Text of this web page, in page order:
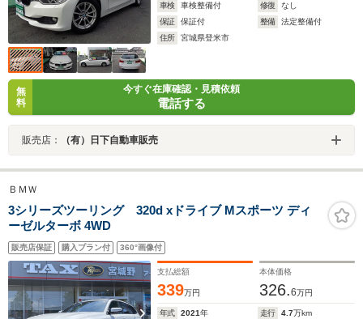
車検
車検整備付 修復
なし
保証
保証付 整備
法定整備付
住所
宮城県登米市
無
料
今すぐ在庫確認・見積依頼
電話する
販売店： （有）日下自動車販売
ＢＭＷ
3シリーズツーリング 320d xドライブ Mスポーツ ディ
ーゼルターボ 4WD
販売店保証 購入プラン付 360°画像付
支払総額
339万円
本体価格
326.6万円
年式 2021年 走行 4.7万km